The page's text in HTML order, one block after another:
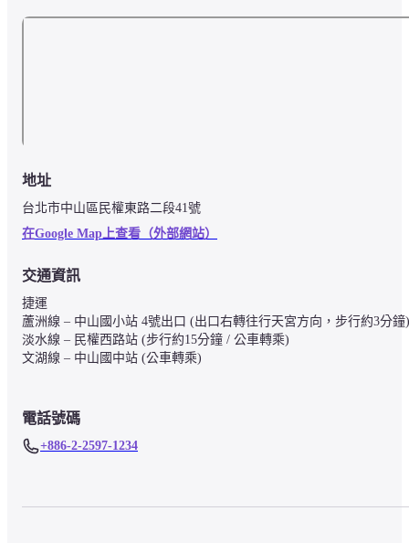
地址
台北市中山區民權東路二段41號
在Google Map上查看（外部網站）
交通資訊
捷運
蘆洲線 – 中山國小站 4號出口 (出口右轉往行天宮方向，步行約3分鐘)
淡水線 – 民權西路站 (步行約15分鐘 / 公車轉乘)
文湖線 – 中山國中站 (公車轉乘)
電話號碼
+886-2-2597-1234